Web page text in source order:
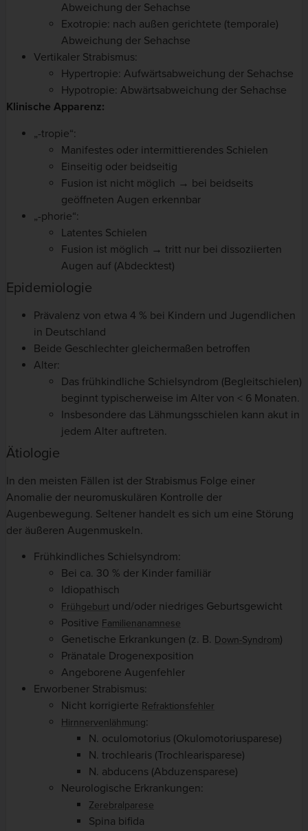
Abweichung der Sehachse
Exotropie: nach außen gerichtete (temporale)
Abweichung der Sehachse
Vertikaler Strabismus:
Hypertropie: Aufwärtsabweichung der Sehachse
Hypotropie: Abwärtsabweichung der Sehachse
Klinische Apparenz:
„-tropie“:
Manifestes oder intermittierendes Schielen
Einseitig oder beidseitig
Fusion ist nicht möglich → bei beidseits
geöffneten Augen erkennbar
„-phorie“:
Latentes Schielen
Fusion ist möglich → tritt nur bei dissoziierten
Augen auf (Abdecktest)
Epidemiologie
Prävalenz von etwa 4 % bei Kindern und Jugendlichen
in Deutschland
Beide Geschlechter gleichermaßen betroffen
Alter:
Das frühkindliche Schielsyndrom (Begleitschielen)
beginnt typischerweise im Alter von < 6 Monaten.
Insbesondere das Lähmungsschielen kann akut in
jedem Alter auftreten.
Ätiologie
In den meisten Fällen ist der Strabismus Folge einer
Anomalie der neuromuskulären Kontrolle der
Augenbewegung. Seltener handelt es sich um eine Störung
der äußeren Augenmuskeln.
Frühkindliches Schielsyndrom:
Bei ca. 30 % der Kinder familiär
Idiopathisch
Frühgeburt und/oder niedriges Geburtsgewicht
Positive Familienanamnese
Genetische Erkrankungen (z. B. Down-Syndrom)
Pränatale Drogenexposition
Angeborene Augenfehler
Erworbener Strabismus:
Nicht korrigierte Refraktionsfehler
Hirnnervenlähmung:
N. oculomotorius (Okulomotoriusparese)
N. trochlearis (Trochlearisparese)
N. abducens (Abduzensparese)
Neurologische Erkrankungen:
Zerebralparese
Spina bifida